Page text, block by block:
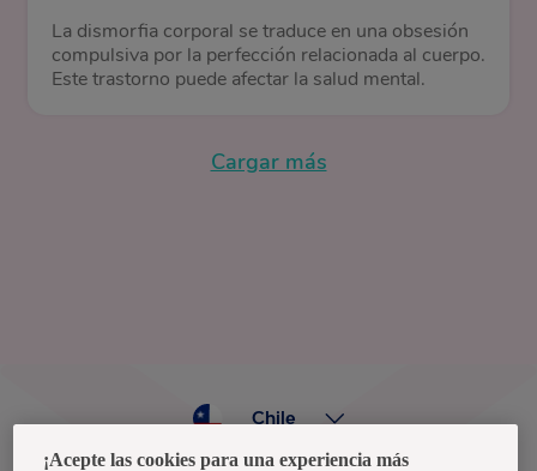
La dismorfia corporal se traduce en una obsesión
compulsiva por la perfección relacionada al cuerpo.
Este trastorno puede afectar la salud mental.
Cargar más
Chile
¡Acepte las cookies para una experiencia más